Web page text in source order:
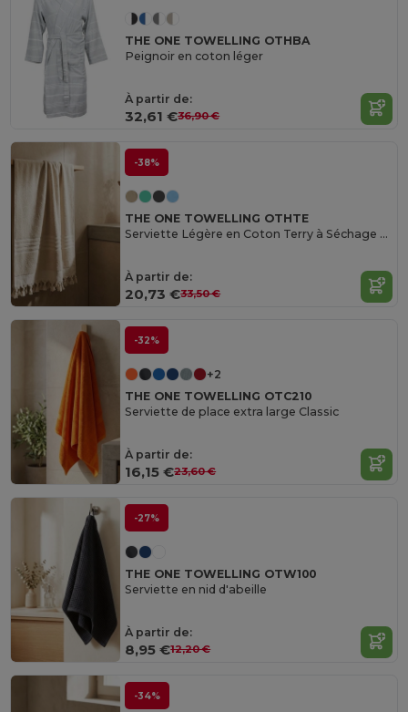
THE ONE TOWELLING OTHBA
Peignoir en coton léger
À partir de:
32,61 €36,90 €
-38%
THE ONE TOWELLING OTHTE
Serviette Légère en Coton Terry à Séchage Rapide
À partir de:
20,73 €33,50 €
-32%
+2
THE ONE TOWELLING OTC210
Serviette de place extra large Classic
À partir de:
16,15 €23,60 €
-27%
THE ONE TOWELLING OTW100
Serviette en nid d'abeille
À partir de:
8,95 €12,20 €
-34%